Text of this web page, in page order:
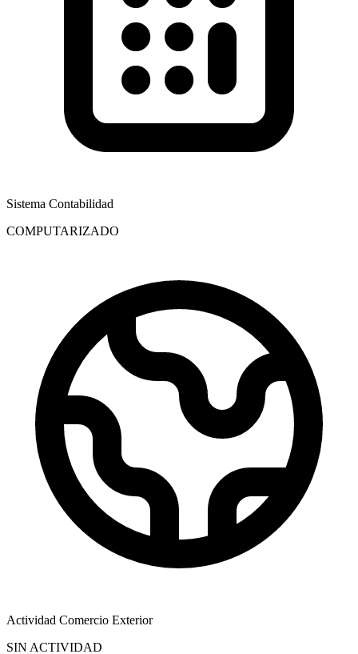
Sistema Contabilidad
COMPUTARIZADO
Actividad Comercio Exterior
SIN ACTIVIDAD